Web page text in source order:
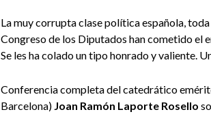
La muy corrupta clase política española,
Congreso de los Diputados han cometido el
Se les ha colado un tipo honrado y valiente.
Conferencia completa del catedrático
Barcelona) Joan Ramón Laporte Rosello